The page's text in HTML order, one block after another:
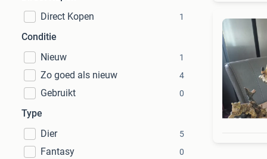
Direct Kopen
1
Conditie
Nieuw
1
Zo goed als nieuw 4
Gebruikt 0
Type
Dier
5
Fantasy 0